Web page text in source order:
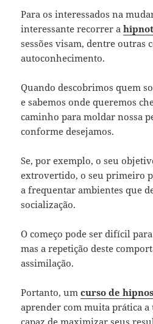
Para os interessados na
interessante recorrer a
sessões visam, dentre outras
autoconhecimento.
Quando descobrimos quem
e sabemos onde queremos
caminho para moldar nossa
conforme desejamos.
Se, por exemplo, o seu
extrovertido, o seu primeiro
a frequentar ambientes que
socialização.
O começo pode ser difícil
mas a repetição deste
assimilação.
Portanto, umcurso de
aprender com muita prática a
capaz de maximizar seus